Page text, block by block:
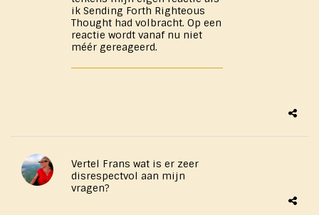
ik Sending Forth Righteous
Thought had volbracht. Op een
reactie wordt vanaf nu niet
méér gereageerd.
Vertel Frans wat is er zeer
disrespectvol aan mijn ​
vragen?